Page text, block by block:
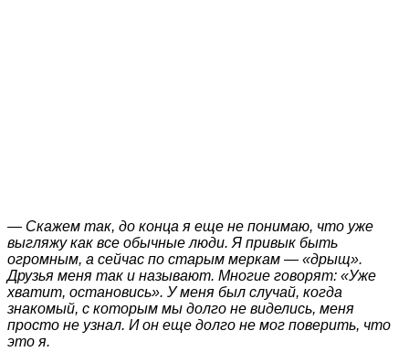
— Скажем так, до конца я еще не понимаю, что уже
выгляжу как все обычные люди. Я привык быть
огромным, а сейчас по старым меркам — «дрыщ».
Друзья меня так и называют. Многие говорят: «Уже
хватит, остановись». У меня был случай, когда
знакомый, с которым мы долго не виделись, меня
просто не узнал. И он еще долго не мог поверить, что
это я.